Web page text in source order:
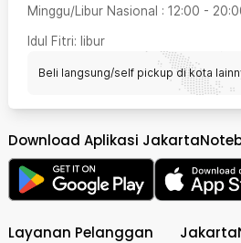
Minggu/Libur Nasional : 12:00 -
Idul Fitri: libur
Beli langsung/self pickup di kota
Download Aplikasi
Layanan Pelanggan